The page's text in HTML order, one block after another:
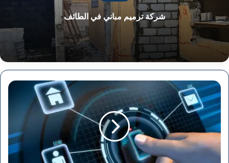
شركة ترميم مباني في الطائف
أنظمة
التحكم
في
الأبواب